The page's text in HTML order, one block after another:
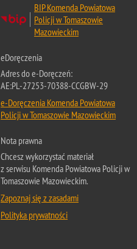
BIP Komenda Powiatowa
Policji w Tomaszowie
Mazowieckim
eDoręczenia
Adres do e-Doręczeń:
AE:PL-27253-70388-CCGBW-29
e-Doręczenia Komenda Powiatowa
Policji w Tomaszowie Mazowieckim
Nota prawna
Chcesz wykorzystać materiał
z serwisu Komenda Powiatowa Policji w
Tomaszowie Mazowieckim.
Zapoznaj się z zasadami
Polityka prywatności